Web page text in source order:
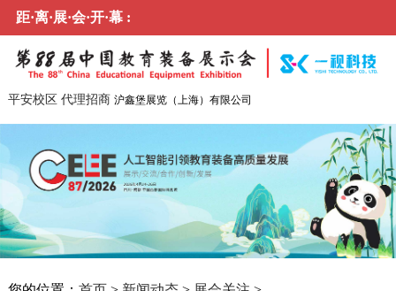
距·离·展·会·开·幕 :
平安校区 代理招商 沪鑫堡展览（上海）有限公司